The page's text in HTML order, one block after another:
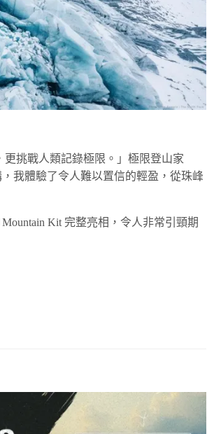
更挑戰人類記錄極限。」極限登山家
我體驗了令人難以置信的輕盈，從珠峰
Kit 完整亮相，令人非常引頸期